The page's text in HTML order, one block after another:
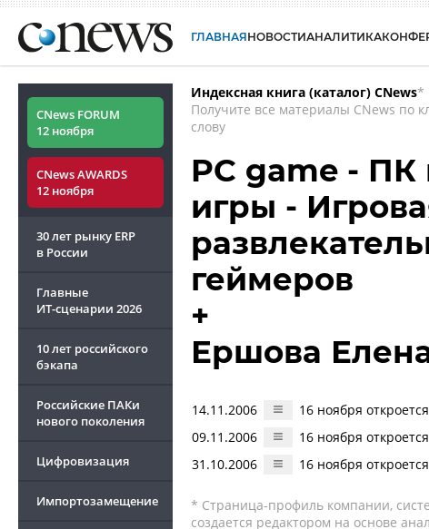
ГЛАВНАЯНОВОСТИАНАЛИТИКА
CNews FORUM
12 ноября
CNews AWARDS
12 ноября
30 лет рынку ERP
в России
Главные
ИТ-сценарии 2026
10 лет российского
бэкапа
Российские ПАКи
нового поколения
Цифровизация
Импортозамещение
Индексная книга (каталог) CNews*
Получите все материалы CNews по
слову
PC game -
игры -
геймеров
+
Ершова
14.11.2006
16 ноября
09.11.2006
16 ноября
31.10.2006
16 ноября
* Страница-профиль компании,
создается редактором на основе